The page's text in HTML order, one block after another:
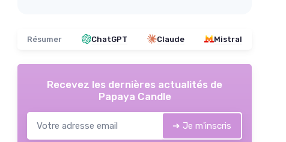
Résumer ChatGPT Claude Mistral
Recevez les dernières actualités de
Papaya Candle
➔ Je m'inscris